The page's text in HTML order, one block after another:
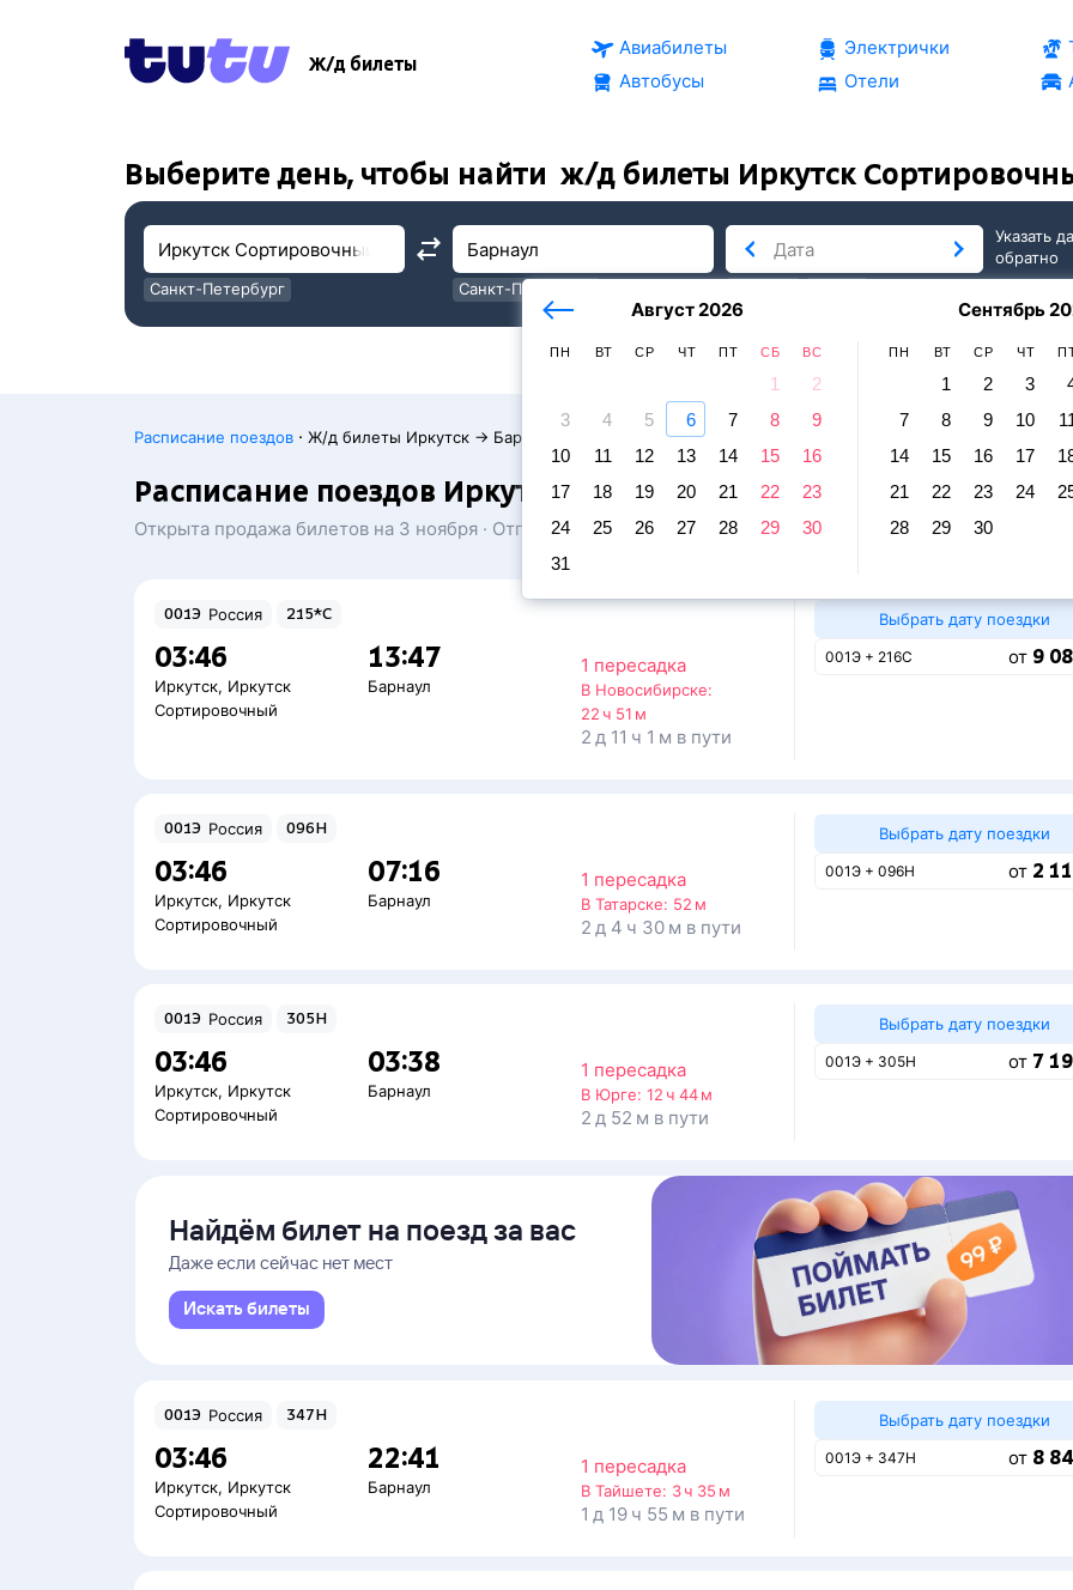
Ж/д билеты
Авиабилеты
Автобусы
Электрички
Отели
Выберите день, чтобы найти ж/д билеты Иркутск
Санкт-Петербург
Санкт-Петербург
Август 2026
ПН ВТ СР ЧТ ПТ СБ ВС
1
2
3
4 5 6 7 8
9
10
11 12 13 14 15
16
17
18 19 20 21 22
23
24
25 26 27 28 29
30
31
Сентябрь
ПН ВТ СР ЧТ
1 2 3
7
8 9 10
14
15 16 17
21
22 23 24
28
29 30
послезавтра
Указать
обратно
Расписание поездов · Ж/д билеты Иркутск → Барнаул
Расписание поездов Иркутск Сортировочный — Барнаул
Открыта продажа билетов на 3 ноября · Отправление и прибытие по местному времени. Цены за 1
001Э Россия 215*С
03:46
Иркутск, Иркутск
Сортировочный
13:47
Барнаул
1 пересадка
В Новосибирске:
22 ч 51 м
2 д 11 ч 1 м в пути
Выбрать дату поездки
001Э + 216С от 9
001Э Россия 096Н
03:46
Иркутск, Иркутск
Сортировочный
07:16
Барнаул
1 пересадка
В Татарске: 52 м
2 д 4 ч 30 м в пути
Выбрать дату поездки
001Э + 096Н от 2
001Э Россия 305Н
03:46
Иркутск, Иркутск
Сортировочный
03:38
Барнаул
1 пересадка
В Юрге: 12 ч 44 м
2 д 52 м в пути
Выбрать дату поездки
001Э + 305Н от 7
Найдём билет на поезд за вас
Даже если сейчас нет мест
Искать билеты
001Э Россия 347Н
03:46
Иркутск, Иркутск
Сортировочный
22:41
Барнаул
1 пересадка
В Тайшете: 3 ч 35 м
1 д 19 ч 55 м в пути
Выбрать дату поездки
001Э + 347Н от 8